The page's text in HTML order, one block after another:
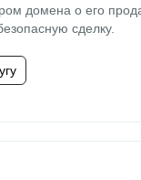
домена о его
сделку.